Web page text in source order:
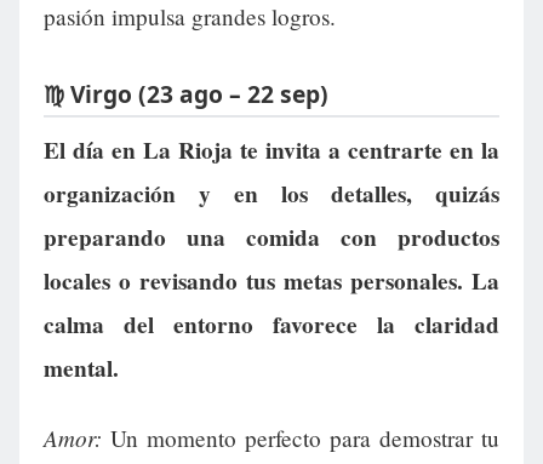
pasión impulsa grandes logros.
♍ Virgo (23 ago – 22 sep)
El día en La Rioja te invita a centrarte en la
organización y en los detalles, quizás
preparando una comida con productos
locales o revisando tus metas personales. La
calma del entorno favorece la claridad
mental.
Amor: Un momento perfecto para demostrar tu